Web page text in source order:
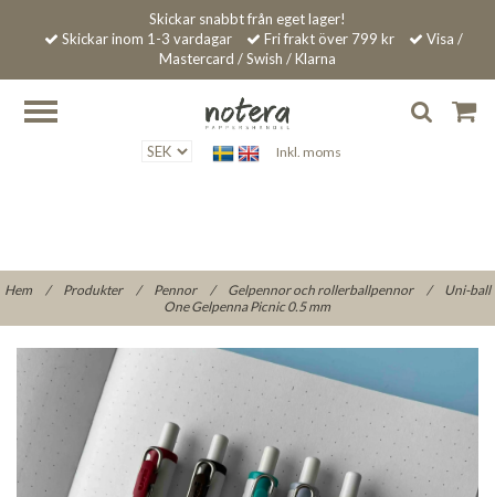
Skickar snabbt från eget lager!
Skickar inom 1-3 vardagar
Fri frakt över 799 kr
Visa /
Mastercard / Swish / Klarna
Inkl. moms
Hem / Produkter / Pennor / Gelpennor och rollerballpennor /
Uni-ball
One Gelpenna Picnic 0.5 mm